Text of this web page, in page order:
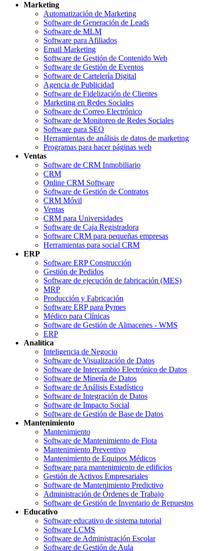
Marketing
Automatización de Marketing
Software de Generación de Leads
Software de MLM
Software para Afiliados
Email Marketing
Software de Gestión de Contenido Web
Software de Gestión de Eventos
Software de Cartelería Digital
Agencia de Publicidad
Software de Fidelización de Clientes
Marketing en Redes Sociales
Software de Correo Electrónico
Software de Monitoreo de Redes Sociales
Software para SEO
Herramientas de análisis de datos de marketing
Programas para hacer páginas web
Ventas
Software de CRM Inmobiliario
CRM
Online CRM Software
Software de Gestión de Contratos
CRM Móvil
Ventas
CRM para Universidades
Software de Caja Registradora
Software CRM para pequeñas empresas
Herramientas para social CRM
ERP
Software ERP Construcción
Gestión de Pedidos
Software de ejecución de fabricación (MES)
MRP
Producción y Fabricación
Software ERP para Pymes
Médico para Clínicas
Software de Gestión de Almacenes - WMS
ERP
Analítica
Inteligencia de Negocio
Software de Visualización de Datos
Software de Intercambio Electrónico de Datos
Software de Minería de Datos
Software de Análisis Estadístico
Software de Integración de Datos
Software de Impacto Social
Software de Gestión de Base de Datos
Mantenimiento
Mantenimiento
Software de Mantenimiento de Flota
Mantenimiento Preventivo
Mantenimiento de Equipos Médicos
Software para mantenimiento de edificios
Gestión de Activos Empresariales
Software de Mantenimiento Predictivo
Administración de Órdenes de Trabajo
Software de Gestión de Inventario de Repuestos
Educativo
Software educativo de sistema tutorial
Software LCMS
Software de Administración Escolar
Software de Gestión de Aula